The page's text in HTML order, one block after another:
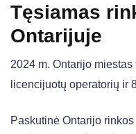
Tęsiamas
Ontarijuje
2024 m. Ontarijo
licencijuotų operatorių ir
Paskutinė Ontarijo